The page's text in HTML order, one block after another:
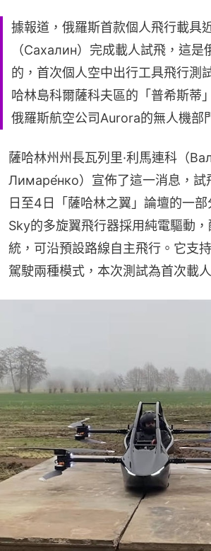
據報道，俄羅斯首款個人飛行載具
（Сахалин）完成載人試飛，這是
的，首次個人空中出行工具飛行測
哈林島科爾薩科夫區的「普希斯蒂
俄羅斯航空公司Aurora的無人機部
薩哈林州州長瓦列里·利馬連科（
Лимаре́нко）宣佈了這一消息，試
日至4日「薩哈林之翼」論壇的一
Sky的多旋翼飛行器採用純電驅動
統，可沿預設路線自主飛行。它支
駕駛兩種模式，本次測試為首次載